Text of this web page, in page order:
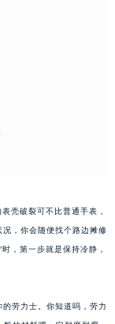
壳破裂可不比普通手表，
，你会随便找个路边摊修
，第一步就是保持冷静，
劳力士。你知道吗，劳力